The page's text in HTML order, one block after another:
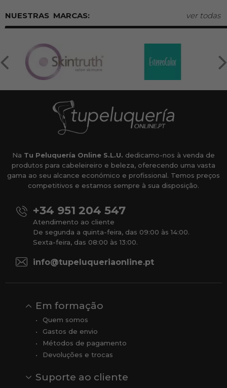
MARCAS: ver todas
Na Tu Peluquería Online S.L.U. dedicamo-nos à venda de
produtos para cabeleireiro e beleza, oferecendo uma vasta
gama ao seu alcance económico e profissional. Temos preços
competitivos e estamos sempre à sua disposição.
+34 951 204 547
Atendimento ao cliente
De segunda a quinta-feira, das 09:00 às 14:00.
Sexta-feira, das 08:00 às 13:00.
info@tupeluqueriaonline.pt
Em formação
Quem somos
Gastos de envio
Métodos de pagamento
Devoluções e trocas
Suporte ao cliente